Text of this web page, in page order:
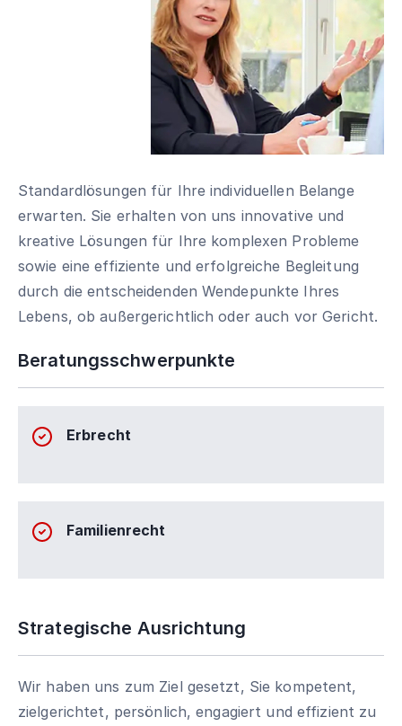
Standardlösungen für Ihre individuellen Belange
erwarten. Sie erhalten von uns innovative und
kreative Lösungen für Ihre komplexen Probleme
sowie eine effiziente und erfolgreiche Begleitung
durch die entscheidenden Wendepunkte Ihres
Lebens, ob außergerichtlich oder auch vor Gericht.
Beratungsschwerpunkte
Erbrecht
Familienrecht
Strategische Ausrichtung
Wir haben uns zum Ziel gesetzt, Sie kompetent,
zielgerichtet, persönlich, engagiert und effizient zu